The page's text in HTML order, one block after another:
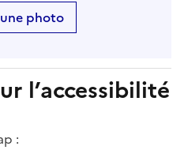
photo
l’accessibilité
: